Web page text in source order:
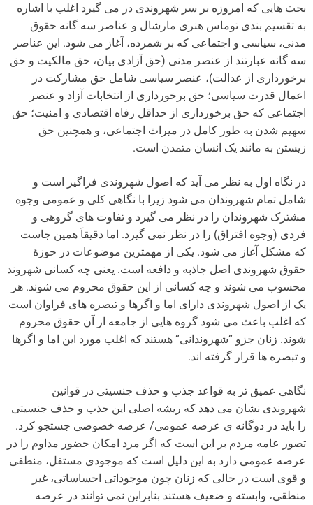
بحث هایی که امروزه بر سر شهروندی در می گیرد اغلب با اشاره
به تقسیم بندی توماس هنری مارشال و عناصر سه گانه حقوق
مدنی، سیاسی و اجتماعی که بر شمرده، آغاز می شود. این عناصر
سه گانه عبارتند از عنصر مدنی (حق آزادی بیان، حق مالکیت و حق
برخورداری از عدالت)، عنصر سیاسی شامل حق مشارکت در
اعمال قدرت سیاسی؛ حق برخورداری از انتخابات آزاد و عنصر
اجتماعی که حق برخورداری از حداقل رفاه اقتصادی و امنیت؛ حق
سهیم شدن به طور کامل در میراث اجتماعی، و همچنین حق
زیستن به مانند یک انسان متمدن است.
در نگاه اول به نظر می آید که اصول شهروندی فراگیر است و
شامل تمام شهروندان می شود زیرا با نگاهی کلی و عمومی وجوه
مشترک شهروندان را در نظر می گیرد و تفاوت های گروهی و
فردی (وجوه افتراق) را در نظر نمی گیرد. اما دقیقاَ همین جاست
که مشکل آغاز می شود. یکی از مهمترین موضوعات در حوزۀ
حقوق شهروندی اصل جاذبه و دافعه است. یعنی چه کسانی شهروند
محسوب می شوند و چه کسانی از این حقوق محروم می شوند. هر
یک از اصول شهروندی دارای اما و اگرها و تبصره های فراوان است
که اغلب باعث می شود گروه هایی از جامعه از آن حقوق محروم
شوند. زنان جزو “شهروندانی” هستند که اغلب مورد این اما و اگرها
و تبصره ها قرار گرفته اند.
نگاهی عمیق تر به قواعد جذب و حذف جنسیتی در قوانین
شهروندی نشان می دهد که ریشه اصلی این جذب و حذف جنسیتی
را باید در دوگانه ی عرصه عمومی/ عرصه خصوصی جستجو کرد.
تصور عامه مردم بر این است که اگر مرد امکان حضور مداوم را در
عرصه عمومی دارد به این دلیل است که موجودی مستقل، منطقی
و قوی است در حالی که زنان چون موجوداتی احساساتی، غیر
منطقی، وابسته و ضعیف هستند بنابراین نمی توانند در عرصه